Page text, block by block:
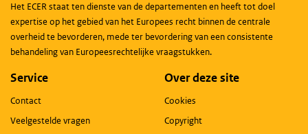
Het ECER staat ten dienste van de departementen en heeft tot doel
expertise op het gebied van het Europees recht binnen de centrale
overheid te bevorderen, mede ter bevordering van een consistente
behandeling van Europeesrechtelijke vraagstukken.
Service
Contact
Veelgestelde vragen
Over deze site
Cookies
Copyright